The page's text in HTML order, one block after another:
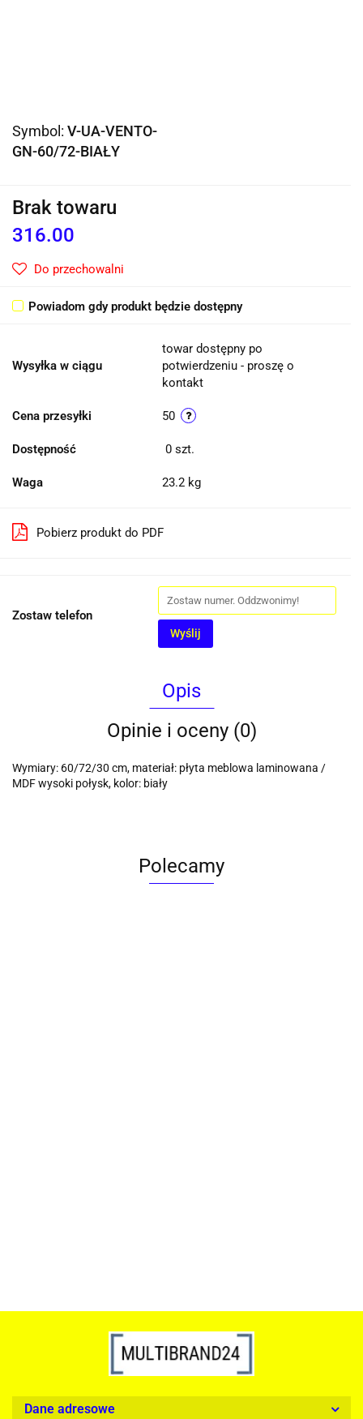
Symbol: V-UA-VENTO-
GN-60/72-BIAŁY
Brak towaru
316.00
Do przechowalni
Powiadom gdy produkt będzie dostępny
Wysyłka w ciągu
towar dostępny po
potwierdzeniu - proszę o
kontakt
Cena przesyłki 50
Dostępność 0 szt.
Waga 23.2 kg
Pobierz produkt do PDF
Zostaw telefon
Wyślij
Opis
Opinie i oceny (0)
Wymiary: 60/72/30 cm, materiał: płyta meblowa laminowana /
MDF wysoki połysk, kolor: biały
Polecamy
Dane adresowe